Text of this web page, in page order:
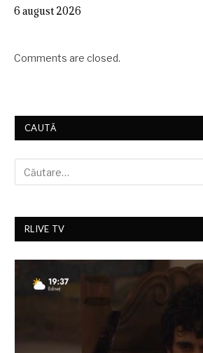
6 august 2026
Comments are closed.
CAUTĂ
RLIVE TV